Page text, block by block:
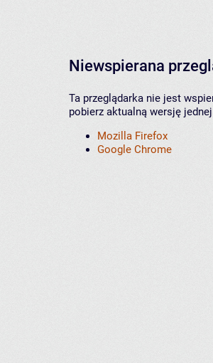
Niewspierana
Ta przeglądarka nie jest
pobierz aktualną wersję
Mozilla Firefox
Google Chrome